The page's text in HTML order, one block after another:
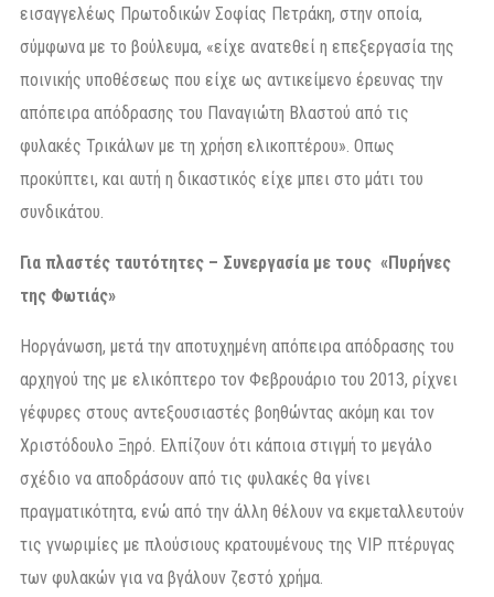
εισαγγελέως Πρωτοδικών Σοφίας Πετράκη, στην οποία,
σύμφωνα με το βούλευμα, «είχε ανατεθεί η επεξεργασία της
ποινικής υποθέσεως που είχε ως αντικείμενο έρευνας την
απόπειρα απόδρασης του Παναγιώτη Βλαστού από τις
φυλακές Τρικάλων με τη χρήση ελικοπτέρου». Οπως
προκύπτει, και αυτή η δικαστικός είχε μπει στο μάτι του
συνδικάτου.
Για πλαστές ταυτότητες – Συνεργασία με τους «Πυρήνες
της Φωτιάς»
Ηοργάνωση, μετά την αποτυχημένη απόπειρα απόδρασης του
αρχηγού της με ελικόπτερο τον Φεβρουάριο του 2013, ρίχνει
γέφυρες στους αντεξουσιαστές βοηθώντας ακόμη και τον
Χριστόδουλο Ξηρό. Ελπίζουν ότι κάποια στιγμή το μεγάλο
σχέδιο να αποδράσουν από τις φυλακές θα γίνει
πραγματικότητα, ενώ από την άλλη θέλουν να εκμεταλλευτούν
τις γνωριμίες με πλούσιους κρατουμένους της VIP πτέρυγας
των φυλακών για να βγάλουν ζεστό χρήμα.